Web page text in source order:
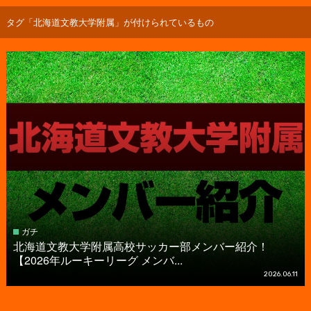
タグ「北海道文教大学附属」が付けられているもの
ガチ
北海道文教大学附属高校サッカー部メンバー紹介！
【2026年ルーキーリーグ メンバ...
2026.06.11